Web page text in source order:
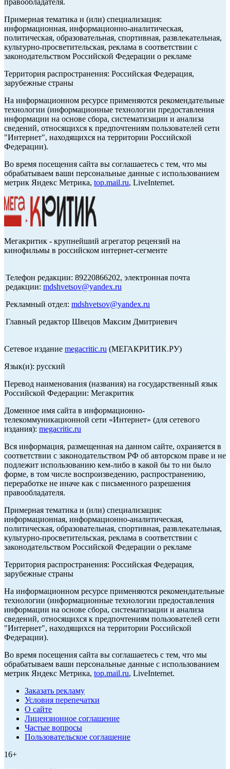
правообладателя.
Примерная тематика и (или) специализация:
информационная, информационно-аналитическая,
политическая, образовательная, спортивная, развлекательная,
культурно-просветительская, реклама в соответствии с
законодательством Российской Федерации о рекламе
Территория распространения: Российская Федерация,
зарубежные страны
На информационном ресурсе применяются рекомендательные
технологии (информационные технологии предоставления
информации на основе сбора, систематизации и анализа
сведений, относящихся к предпочтениям пользователей сети
"Интернет", находящихся на территории Российской
Федерации).
Во время посещения сайта вы соглашаетесь с тем, что мы
обрабатываем ваши персональные данные с использованием
метрик Яндекс Метрика, top.mail.ru, LiveInternet.
Мегакритик - крупнейший агрегатор рецензий на
кинофильмы в российском интернет-сегменте
Телефон редакции: 89220866202, электронная почта
редакции: mdshvetsov@yandex.ru
Рекламный отдел: mdshvetsov@yandex.ru
Главный редактор Швецов Максим Дмитриевич
Сетевое издание megacritic.ru (МЕГАКРИТИК.РУ)
Язык(и): русский
Перевод наименования (названия) на государственный язык
Российской Федерации: Мегакритик
Доменное имя сайта в информационно-
телекоммуникационной сети «Интернет» (для сетевого
издания): megacritic.ru
Вся информация, размещенная на данном сайте, охраняется в
соответствии с законодательством РФ об авторском праве и не
подлежит использованию кем-либо в какой бы то ни было
форме, в том числе воспроизведению, распространению,
переработке не иначе как с письменного разрешения
правообладателя.
Примерная тематика и (или) специализация:
информационная, информационно-аналитическая,
политическая, образовательная, спортивная, развлекательная,
культурно-просветительская, реклама в соответствии с
законодательством Российской Федерации о рекламе
Территория распространения: Российская Федерация,
зарубежные страны
На информационном ресурсе применяются рекомендательные
технологии (информационные технологии предоставления
информации на основе сбора, систематизации и анализа
сведений, относящихся к предпочтениям пользователей сети
"Интернет", находящихся на территории Российской
Федерации).
Во время посещения сайта вы соглашаетесь с тем, что мы
обрабатываем ваши персональные данные с использованием
метрик Яндекс Метрика, top.mail.ru, LiveInternet.
Заказать рекламу
Условия перепечатки
О сайте
Лицензионное соглашение
Частые вопросы
Пользовательское соглашение
16+